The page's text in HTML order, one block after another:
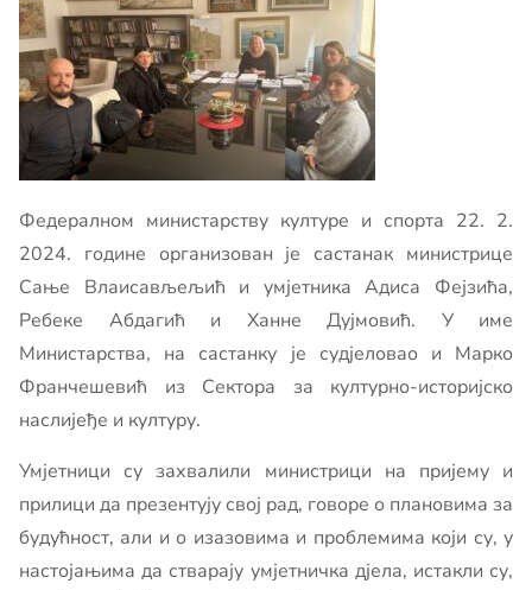
Федералном министарству културе и спорта 22. 2.
2024. године организован је састанак министрице
Сање Влаисављељић и умјетника Адиса Фејзића,
Ребеке Абдагић и Ханне Дујмовић. У име
Министарства, на састанку је судјеловао и Марко
Франчешевић из Сектора за културно-историјско
наслијеђе и културу.
Умјетници су захвалили министрици на пријему и
прилици да презентују свој рад, говоре о плановима за
будућност, али и о изазовима и проблемима који су, у
настојањима да стварају умјетничка дјела, истакли су,